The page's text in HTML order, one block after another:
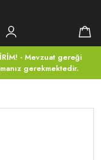
- Mevzuat gereği
gerekmektedir.